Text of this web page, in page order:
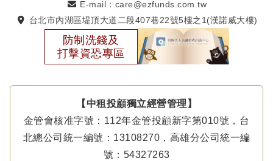
E-mail：care@ezfunds.com.tw
台北市內湖區堤頂大道二段407巷22號5樓之1(漢諾威大樓)
防制洗錢及
打擊資恐專區
【中租投顧獨立經營管理】
金管會核准字號：112年金管投顧新字第010號，台
北總公司統一編號：13108270，高雄分公司統一編
號：54327263